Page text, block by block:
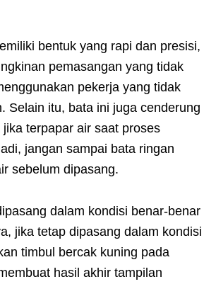
bentuk yang rapi dan presisi,
pemasangan yang tidak
pekerja yang tidak
Selain itu, bata ini juga cenderung
jika terpapar air saat proses
jangan sampai bata ringan
sebelum dipasang.
dalam kondisi benar-benar
jika tetap dipasang dalam kondisi
timbul bercak kuning pada
hasil akhir tampilan